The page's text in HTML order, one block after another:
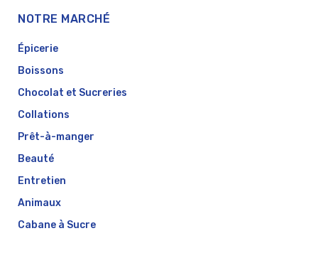
NOTRE MARCHÉ
Épicerie
Boissons
Chocolat et Sucreries
Collations
Prêt-à-manger
Beauté
Entretien
Animaux
Cabane à Sucre